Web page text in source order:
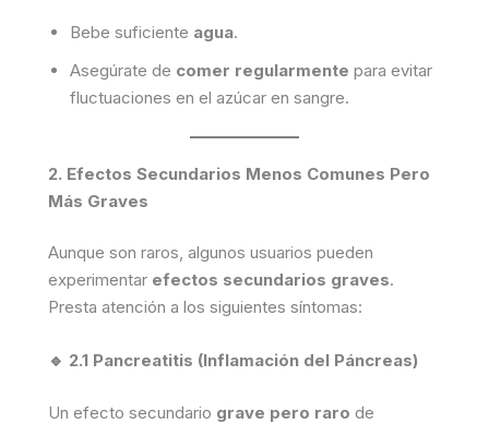
Bebe suficiente agua.
Asegúrate de comer regularmente para evitar
fluctuaciones en el azúcar en sangre.
2. Efectos Secundarios Menos Comunes Pero
Más Graves
Aunque son raros, algunos usuarios pueden
experimentar efectos secundarios graves.
Presta atención a los siguientes síntomas:
🔹 2.1 Pancreatitis (Inflamación del Páncreas)
Un efecto secundario grave pero raro de